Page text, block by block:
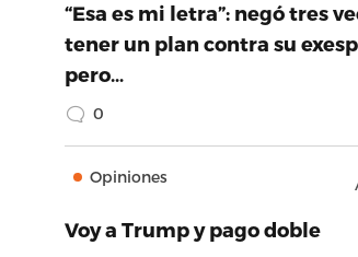
“Esa es mi letra”: negó tres
tener un plan contra su
pero…
0
Opiniones
Voy a Trump y pago doble